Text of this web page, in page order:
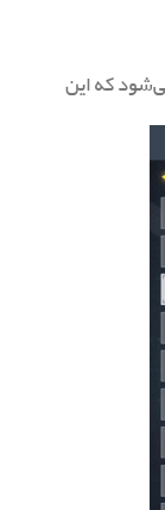
200-250 را انتخاب کنید. پیشنهاد می‌شود که این